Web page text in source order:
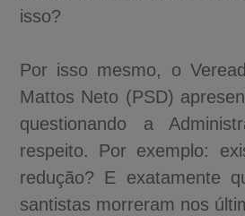
isso?
Por isso mesmo, o
Mattos Neto (PSD)
questionando a
respeito. Por exemplo:
redução? E exatamente
santistas morreram nos